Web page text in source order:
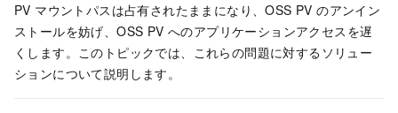
PV マウントパスは占有されたままになり、OSS PV のアンイン
ストールを妨げ、OSS PV へのアプリケーションアクセスを遅
くします。このトピックでは、これらの問題に対するソリュー
ションについて説明します。